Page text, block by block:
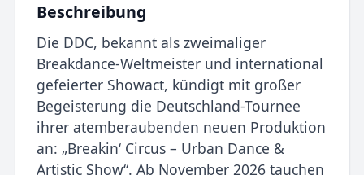
Beschreibung
Die DDC, bekannt als zweimaliger
Breakdance-Weltmeister und international
gefeierter Showact, kündigt mit großer
Begeisterung die Deutschland-Tournee
ihrer atemberaubenden neuen Produktion
an: „Breakin‘ Circus – Urban Dance &
Artistic Show“. Ab November 2026 tauchen